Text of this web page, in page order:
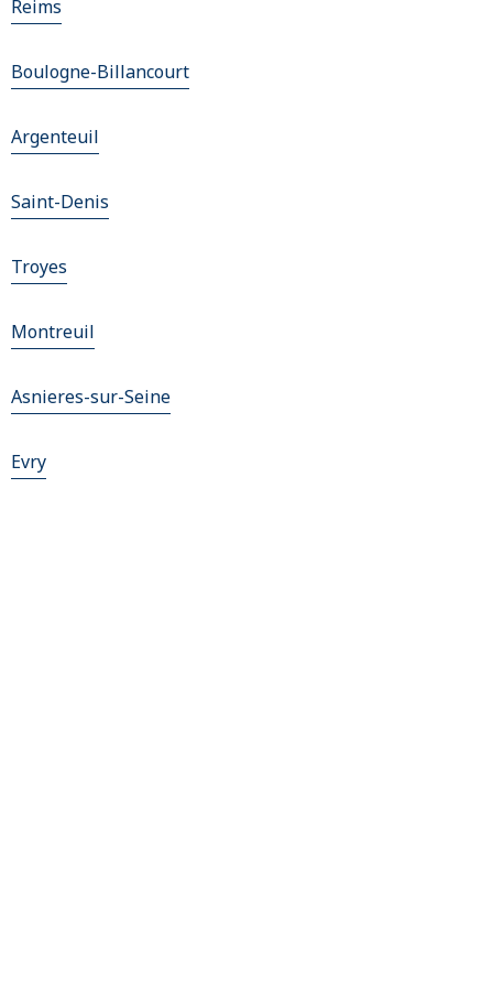
Reims
Boulogne-Billancourt
Argenteuil
Saint-Denis
Troyes
Montreuil
Asnieres-sur-Seine
Evry